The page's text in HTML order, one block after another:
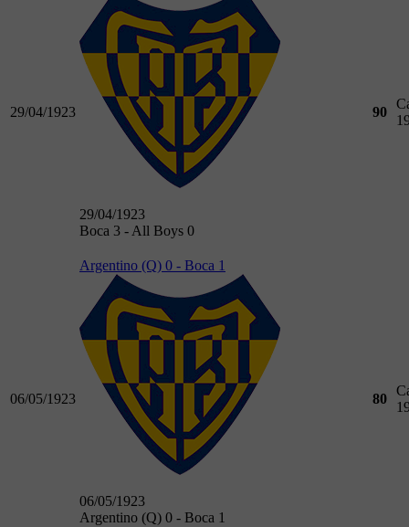
29/04/1923
29/04/1923
Boca 3 - All Boys 0
90
06/05/1923
Argentino (Q) 0 - Boca 1
06/05/1923
Argentino (Q) 0 - Boca 1
80